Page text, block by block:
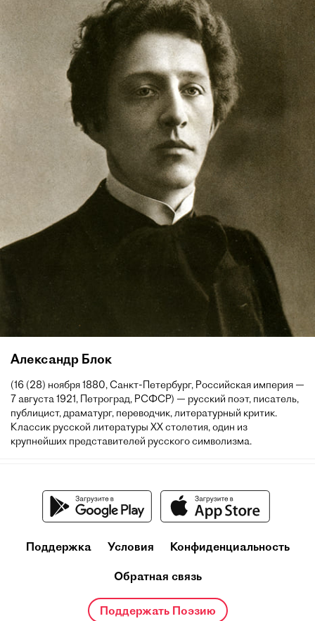
Александр Блок
(16 (28) ноября 1880, Санкт-Петербург, Российская империя —
7 августа 1921, Петроград, РСФСР) — русский поэт, писатель,
публицист, драматург, переводчик, литературный критик.
Классик русской литературы XX столетия, один из
крупнейших представителей русского символизма.
Поддержка Условия Конфиденциальность
Обратная связь
Поддержать Поэзию